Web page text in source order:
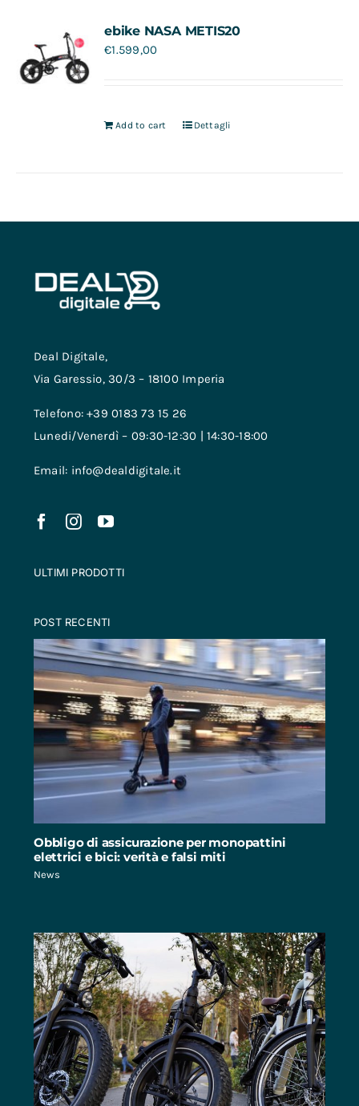
ebike NASA METIS20
€1.599,00
Add to cart Dettagli
Deal Digitale,
Via Garessio, 30/3 – 18100 Imperia
Telefono: +39 0183 73 15 26
Lunedi/Venerdì – 09:30-12:30 | 14:30-18:00
Email: info@dealdigitale.it
ULTIMI PRODOTTI
POST RECENTI
Obbligo di assicurazione per monopattini
elettrici e bici: verità e falsi miti
News